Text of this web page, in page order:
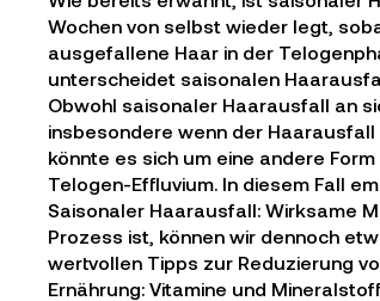
Wochen von selbst wieder legt,
ausgefallene Haar in der
unterscheidet saisonalen
Obwohl saisonaler Haarausfall an
insbesondere wenn der
könnte es sich um eine andere
Telogen-Effluvium. In diesem Fall
Saisonaler Haarausfall: Wirksame
Prozess ist, können wir dennoch
wertvollen Tipps zur Reduzierung
Ernährung: Vitamine und